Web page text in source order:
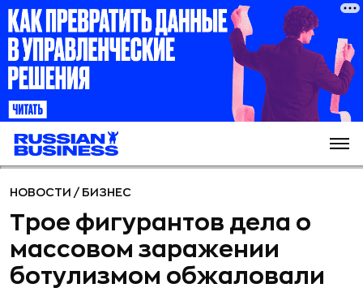
НОВОСТИ / БИЗНЕС
Трое фигурантов дела о
массовом заражении
ботулизмом обжаловали